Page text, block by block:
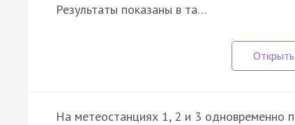
Результаты показаны в та…
На метеостанциях 1, 2 и 3 одновременно